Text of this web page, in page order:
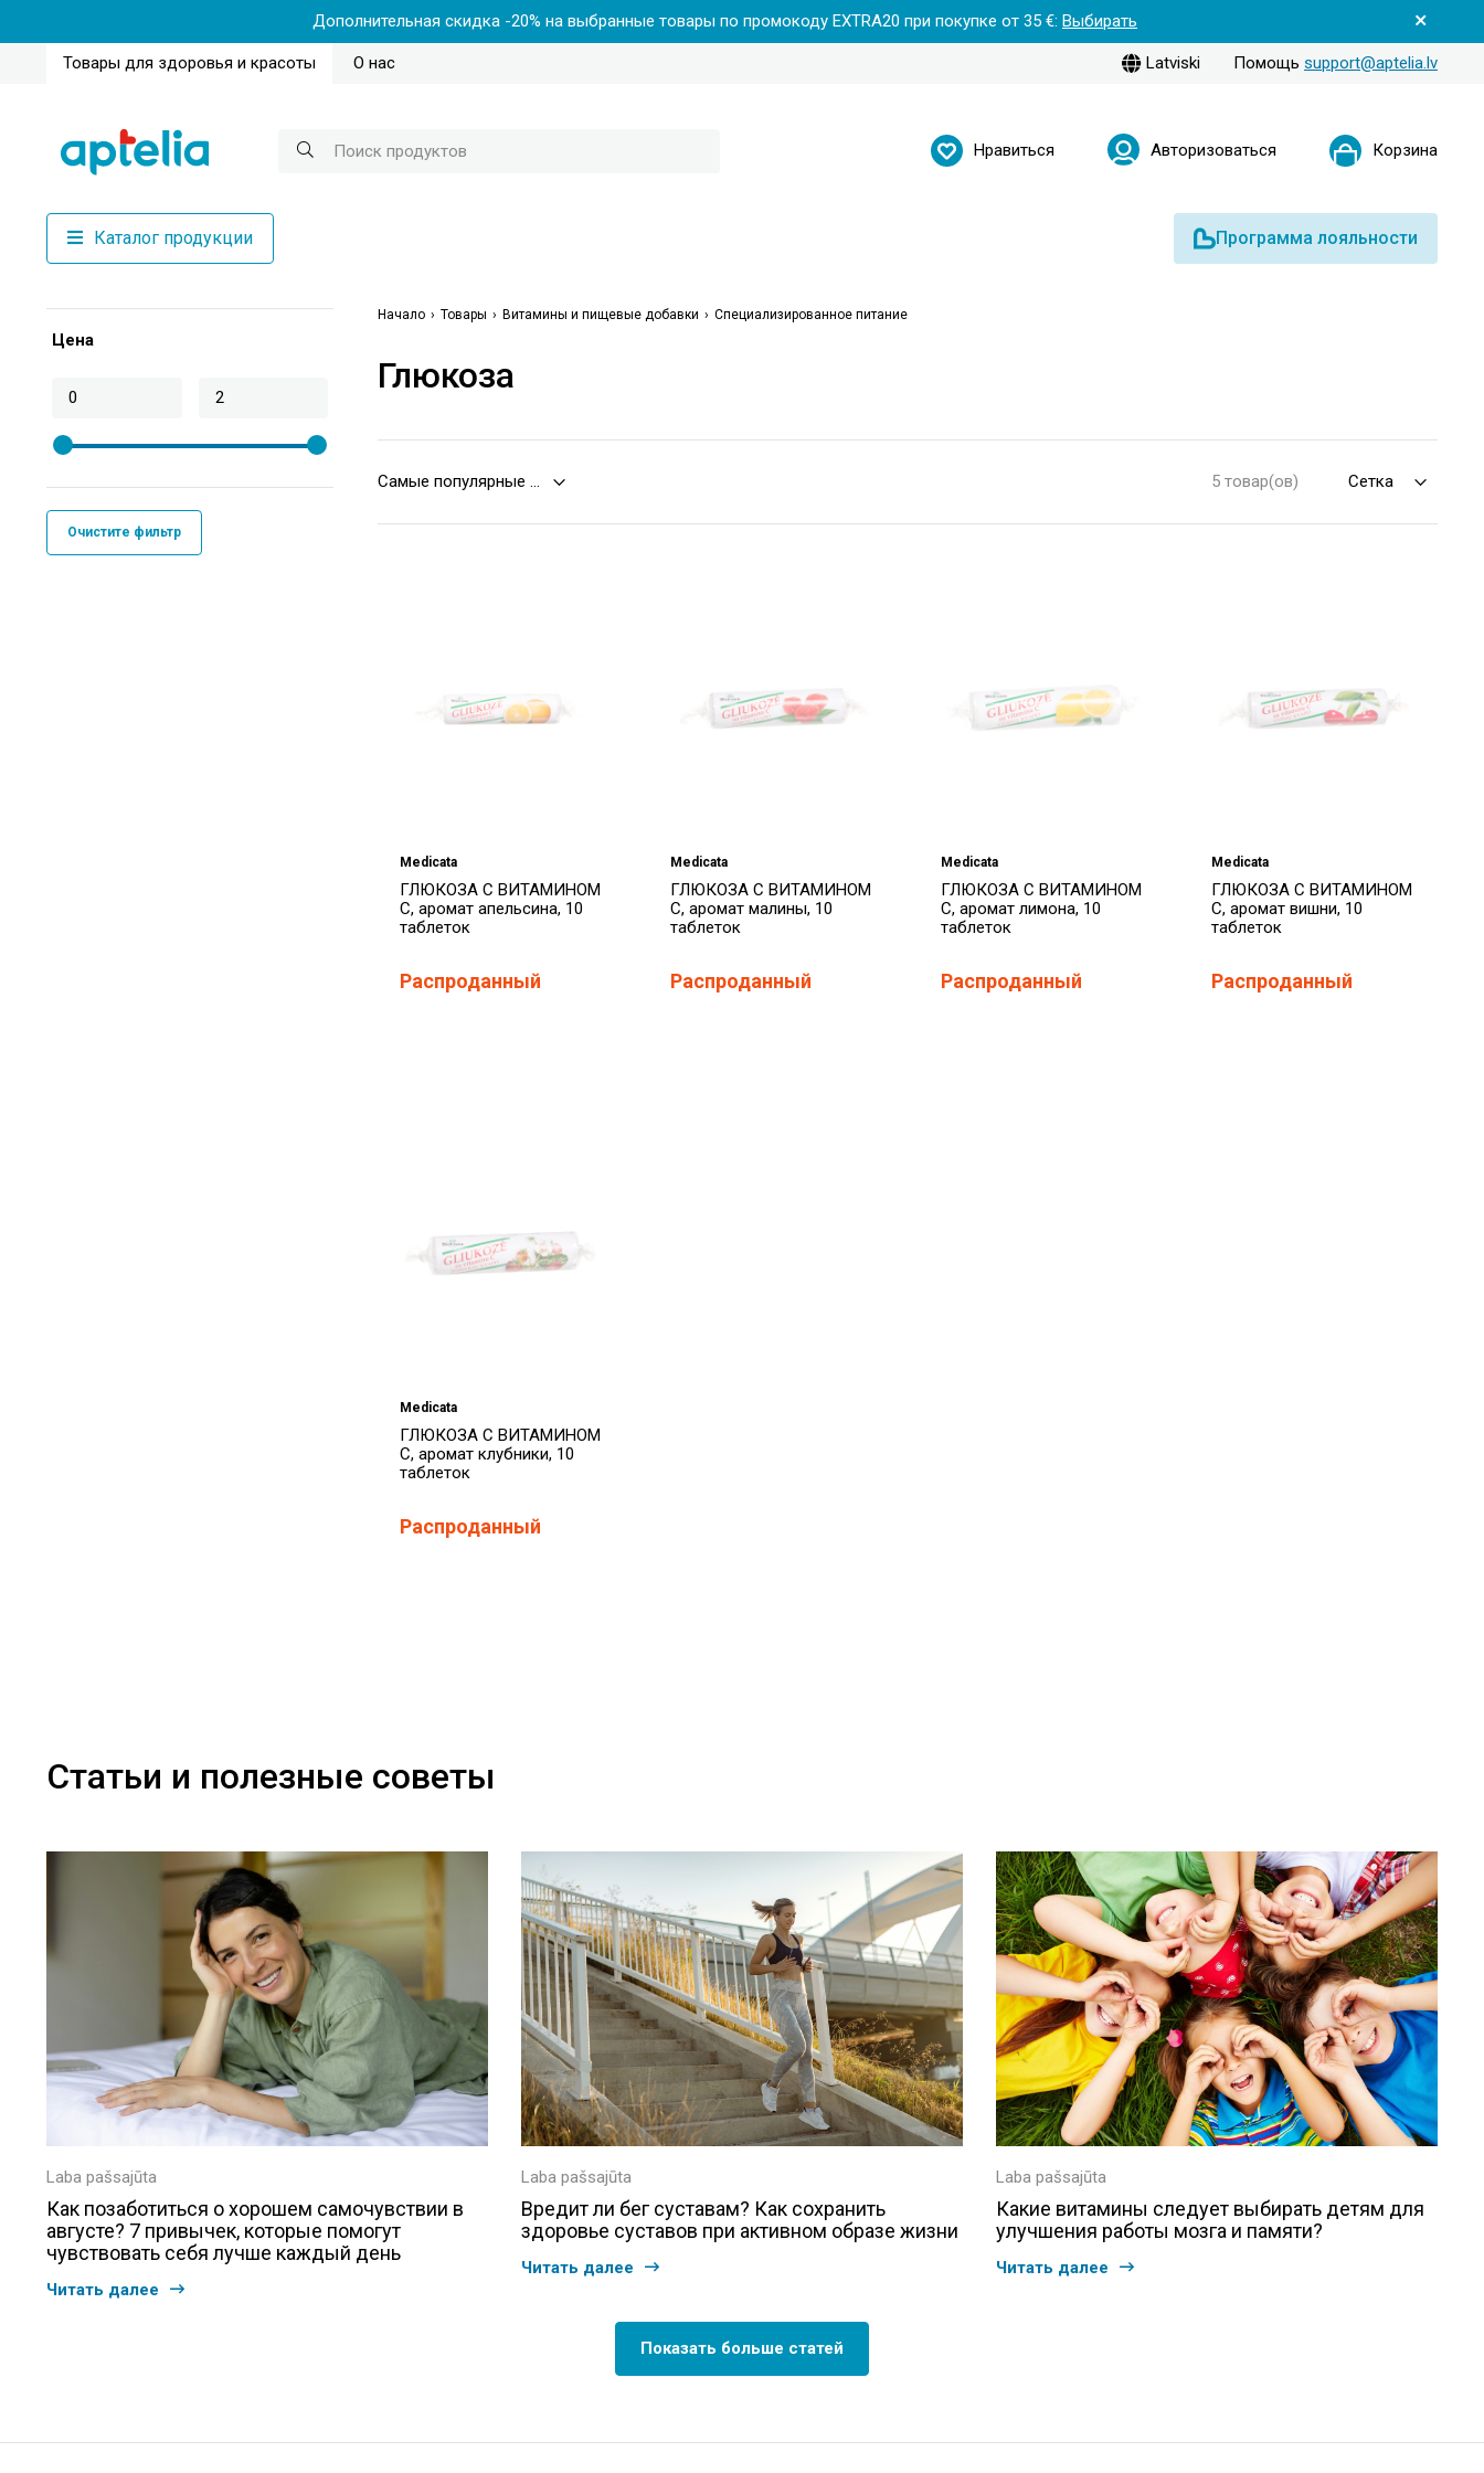
Дополнительная скидка -20% на выбранные товары по промокоду EXTRA20 при покупке от 35 €: Выбирать
Товары для здоровья и красоты О нас Latviski Помощь support@aptelia.lv
Нравиться Авторизоваться Корзина
Каталог продукции Программа лояльности
Цена
Очистите фильтр
Начало Товары Витамины и пищевые добавки Специализированное питание
Глюкоза
5 товар(ов)
Medicata
ГЛЮКОЗА С ВИТАМИНОМ
С, аромат апельсина, 10
таблеток
Распроданный
Medicata
ГЛЮКОЗА С ВИТАМИНОМ
С, аромат малины, 10
таблеток
Распроданный
Medicata
ГЛЮКОЗА С ВИТАМИНОМ
С, аромат лимона, 10
таблеток
Распроданный
Medicata
ГЛЮКОЗА С ВИТАМИНОМ
С, аромат вишни, 10
таблеток
Распроданный
Medicata
ГЛЮКОЗА С ВИТАМИНОМ
С, аромат клубники, 10
таблеток
Распроданный
Статьи и полезные советы
Laba pašsajūta
Как позаботиться о хорошем самочувствии в
августе? 7 привычек, которые помогут
чувствовать себя лучше каждый день
Читать далее
Laba pašsajūta
Вредит ли бег суставам? Как сохранить
здоровье суставов при активном образе жизни
Читать далее
Laba pašsajūta
Какие витамины следует выбирать детям для
улучшения работы мозга и памяти?
Читать далее
Показать больше статей